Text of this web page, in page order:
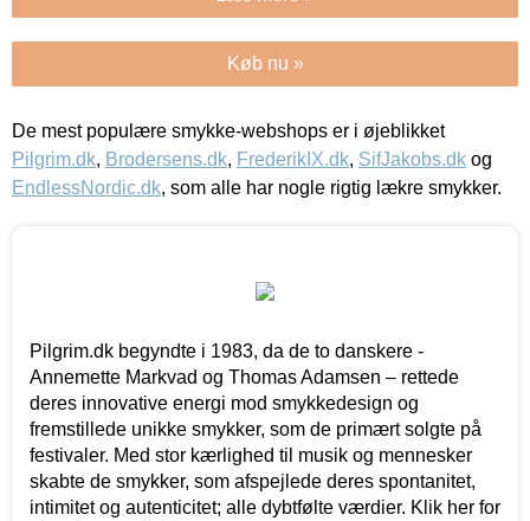
Køb nu »
De mest populære smykke-webshops er i øjeblikket
Pilgrim.dk, Brodersens.dk, FrederikIX.dk, SifJakobs.dk og
EndlessNordic.dk, som alle har nogle rigtig lækre smykker.
Pilgrim.dk begyndte i 1983, da de to danskere -
Annemette Markvad og Thomas Adamsen – rettede
deres innovative energi mod smykkedesign og
fremstillede unikke smykker, som de primært solgte på
festivaler. Med stor kærlighed til musik og mennesker
skabte de smykker, som afspejlede deres spontanitet,
intimitet og autenticitet; alle dybtfølte værdier. Klik her for